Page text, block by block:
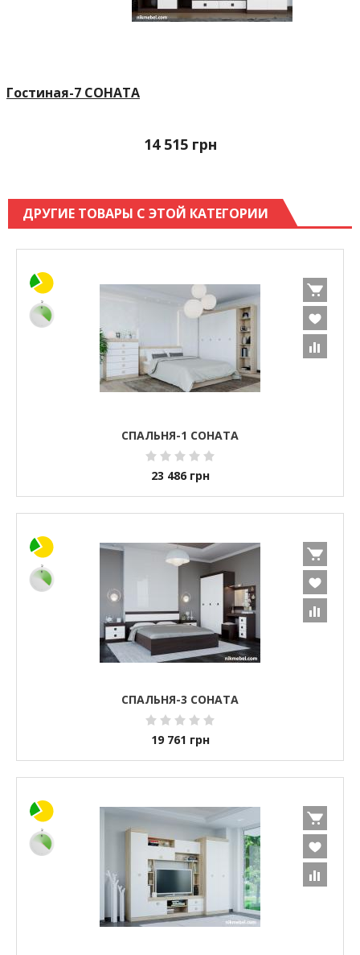
Гостиная-7 СОНАТА
14 515 грн
ДРУГИЕ ТОВАРЫ С ЭТОЙ КАТЕГОРИИ
СПАЛЬНЯ-1 СОНАТА
23 486 грн
СПАЛЬНЯ-3 СОНАТА
19 761 грн